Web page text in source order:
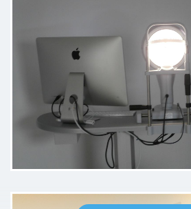
professionista,
Me lo ha consigliato
Dottoressa che
volta non mi riservo
chi mi conosce di
serenità alle sue cure .